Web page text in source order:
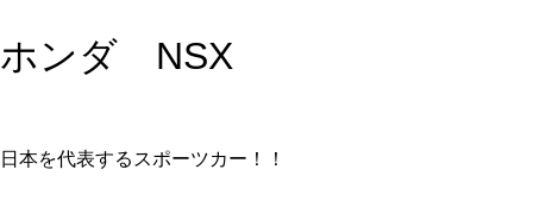
ホンダ NSX
日本を代表するスポーツカー！！